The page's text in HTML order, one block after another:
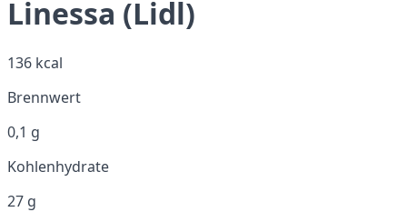
Linessa (Lidl)
136 kcal
Brennwert
0,1 g
Kohlenhydrate
27 g